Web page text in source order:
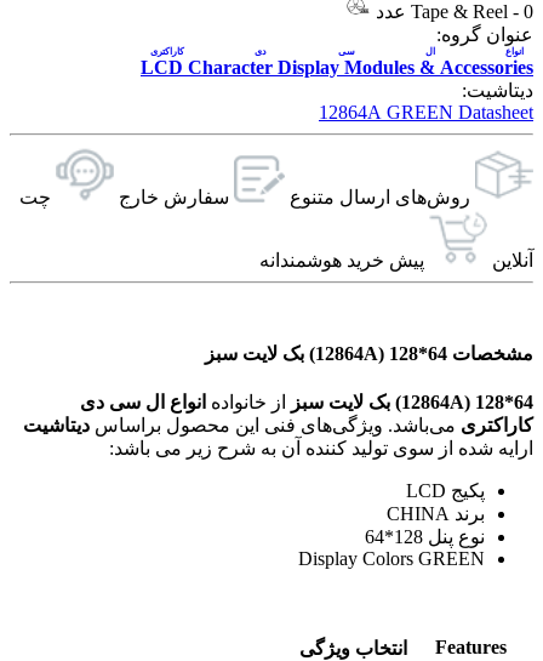
Tape & Reel - 0 عدد
عنوان گروه:
LCD Character Display Modules & Accessories
انواع ال سی دی کاراکتری
دیتاشیت:
12864A GREEN Datasheet
روش‌های ارسال‌ متنوع سفارش خارج چت
آنلاین پیش خرید هوشمندانه
مشخصات 64*128 (12864A) بک لایت سبز
64*128 (12864A) بک لایت سبز از خانواده انواع ال سی دی
کاراکتری
دیتاشیت
ارایه شده از سوی تولید کننده آن به شرح زیر می باشد:
پکیج LCD
برند CHINA
نوع پنل 128*64
Display Colors GREEN
Features
انتخاب ویژگی